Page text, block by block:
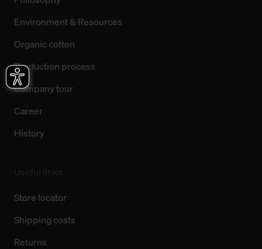
Environment & Resources
Organic cotten
Production process
Company tour
Career
History
Store locator
Shipping costs
Returns